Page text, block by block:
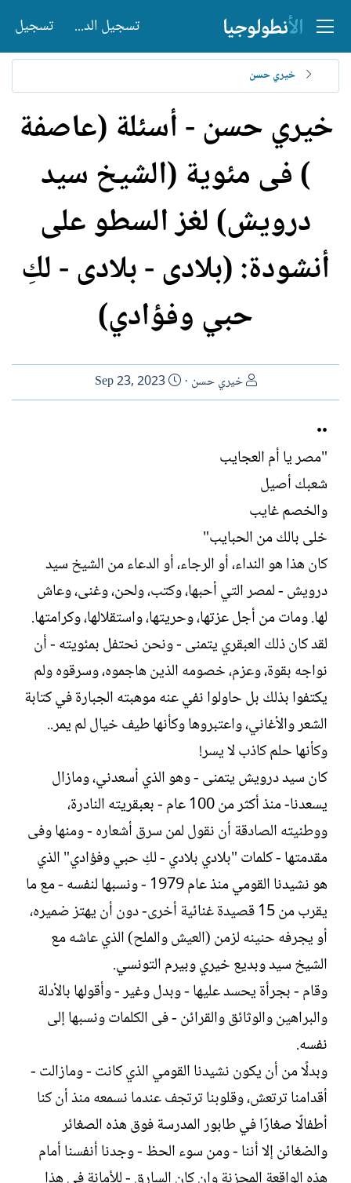
تسجيل الدخول تسجيل
خيري حسن
خيري حسن - أسئلة (عاصفة
) فى مئوية (الشيخ سيد
درويش) لغز السطو على
أنشودة: (بلادى - بلادى - لكِ
حبي وفؤادي)
ا
ل
ت
خيري حسن
ت
ا
ا
ء
Sep 23, 2023
••
"مصر يا أم العجايب
شعبك أصيل
والخصم غايب
خلى بالك من الحبايب"
كان هذا هو النداء، أو الرجاء، أو الدعاء من الشيخ سيد
درويش - لمصر التي أحبها، وكتب، ولحن، وغنى، وعاش
لها. ومات من أجل عزتها، وحريتها، واستقلالها، وكرامتها.
لقد كان ذلك العبقري يتمنى - ونحن نحتفل بمئويته - أن
نواجه بقوة، وعزم، خصومه الذين هاجموه، وسرقوه ولم
يكتفوا بذلك بل حاولوا نفي عنه موهبته الجبارة في كتابة
الشعر والأغاني، واعتبروها وكأنها طيف خيال لم يمر..
وكأنها حلم كاذب لا يسر!
كان سيد درويش يتمنى - وهو الذي أسعدني، ومازال
يسعدنا- منذ أكثر من 100 عام - بعبقريته النادرة،
ووطنيته الصادقة أن نقول لمن سرق أشعاره - ومنها وفى
مقدمتها - كلمات "بلادي بلادي - لكِ حبي وفؤادي" الذي
هو نشيدنا القومي منذ عام 1979 - ونسبها لنفسه - مع ما
يقرب من 15 قصيدة غنائية أخرى- دون أن يهتز ضميره،
أو يجرفه حنينه لزمن (العيش والملح) الذي عاشه مع
الشيخ سيد وبديع خيري وبيرم التونسي.
وقام - بجرأة يحسد عليها - وبدل وغير - وأقولها بالأدلة
والبراهين والوثائق والقرائن - فى الكلمات ونسبها إلى
نفسه.
وبدلًا من أن يكون نشيدنا القومي الذي كانت - ومازالت -
أقدامنا ترتعش، وقلوبنا ترتجف عندما نسمعه منذ أن كنا
أطفالًا صغارًا في طابور المدرسة فوق هذه الصغائر
والضغائن إلا أننا - ومن سوء الحظ - وجدنا أنفسنا أمام